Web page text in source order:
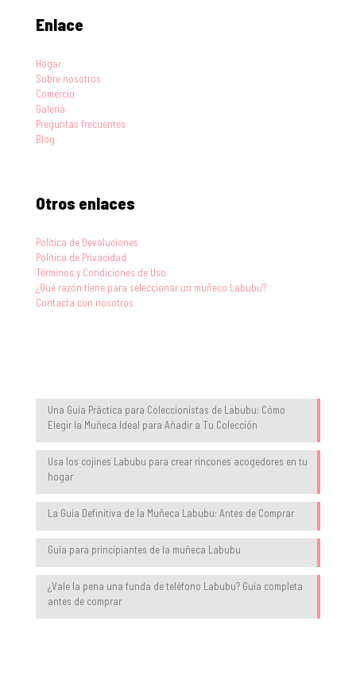
Enlace
Hogar
Sobre nosotros
Comercio
Galería
Preguntas frecuentes
Blog
Otros enlaces
Política de Devoluciones
Política de Privacidad
Términos y Condiciones de Uso
¿Qué razón tiene para seleccionar un muñeco Labubu?
Contacta con nosotros
Una Guía Práctica para Coleccionistas de Labubu: Cómo
Elegir la Muñeca Ideal para Añadir a Tu Colección
Usa los cojines Labubu para crear rincones acogedores en tu
hogar
La Guía Definitiva de la Muñeca Labubu: Antes de Comprar
Guía para principiantes de la muñeca Labubu
¿Vale la pena una funda de teléfono Labubu? Guía completa
antes de comprar